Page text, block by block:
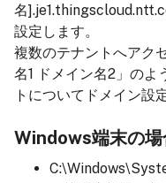
名
設定します。
複数のテナントへアク
名1 ドメイン名2」のよ
トについてドメイン設
Windows端末の場